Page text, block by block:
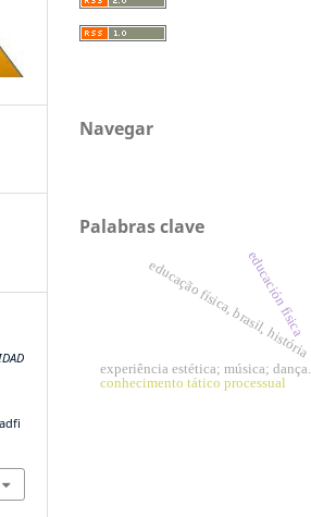
Navegar
Palabras clave
educación física
educação física, brasil, história
experiência estética; música; dança.
conhecimento tático processual